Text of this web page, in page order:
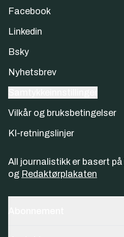
Facebook
Linkedin
Bsky
Nyhetsbrev
Vilkår og bruksbetingelser
KI-retningslinjer
All journalistikk er basert på
og Redaktørplakaten